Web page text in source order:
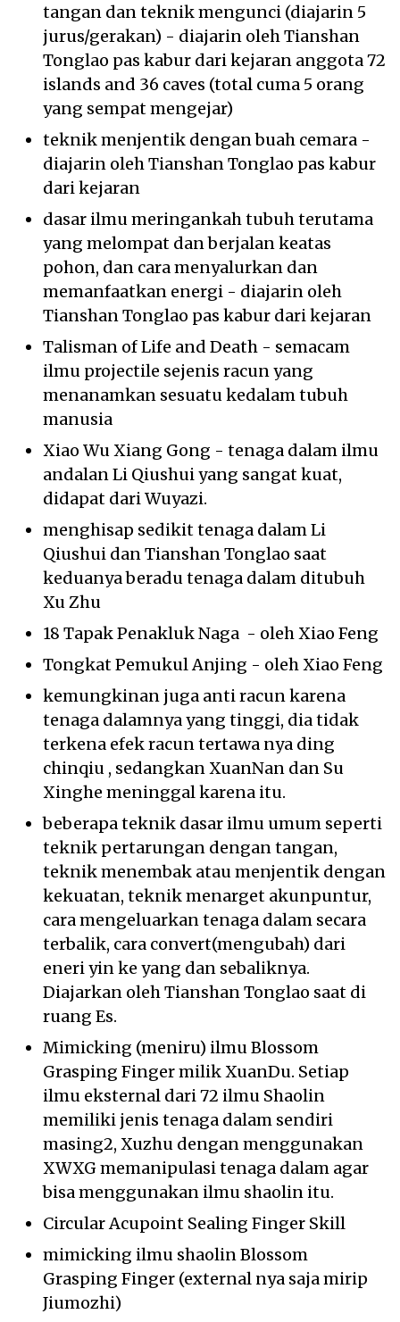
tangan dan teknik mengunci (diajarin 5
jurus/gerakan) - diajarin oleh Tianshan
Tonglao pas kabur dari kejaran anggota 72
islands and 36 caves (total cuma 5 orang
yang sempat mengejar)
teknik menjentik dengan buah cemara -
diajarin oleh Tianshan Tonglao pas kabur
dari kejaran
dasar ilmu meringankah tubuh terutama
yang melompat dan berjalan keatas
pohon, dan cara menyalurkan dan
memanfaatkan energi - diajarin oleh
Tianshan Tonglao pas kabur dari kejaran
Talisman of Life and Death - semacam
ilmu projectile sejenis racun yang
menanamkan sesuatu kedalam tubuh
manusia
Xiao Wu Xiang Gong - tenaga dalam ilmu
andalan Li Qiushui yang sangat kuat,
didapat dari Wuyazi.
menghisap sedikit tenaga dalam Li
Qiushui dan Tianshan Tonglao saat
keduanya beradu tenaga dalam ditubuh
Xu Zhu
18 Tapak Penakluk Naga - oleh Xiao Feng
Tongkat Pemukul Anjing - oleh Xiao Feng
kemungkinan juga anti racun karena
tenaga dalamnya yang tinggi, dia tidak
terkena efek racun tertawa nya ding
chinqiu , sedangkan XuanNan dan Su
Xinghe meninggal karena itu.
beberapa teknik dasar ilmu umum seperti
teknik pertarungan dengan tangan,
teknik menembak atau menjentik dengan
kekuatan, teknik menarget akunpuntur,
cara mengeluarkan tenaga dalam secara
terbalik, cara convert(mengubah) dari
eneri yin ke yang dan sebaliknya.
Diajarkan oleh Tianshan Tonglao saat di
ruang Es.
Mimicking (meniru) ilmu Blossom
Grasping Finger milik XuanDu. Setiap
ilmu eksternal dari 72 ilmu Shaolin
memiliki jenis tenaga dalam sendiri
masing2, Xuzhu dengan menggunakan
XWXG memanipulasi tenaga dalam agar
bisa menggunakan ilmu shaolin itu.
Circular Acupoint Sealing Finger Skill
mimicking ilmu shaolin Blossom
Grasping Finger (external nya saja mirip
Jiumozhi)